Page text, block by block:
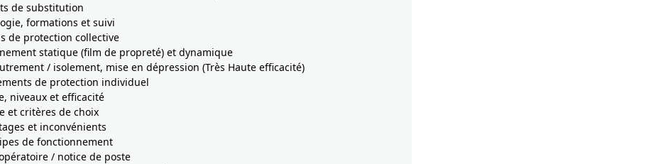
de substitution
formations et suivi
de protection collective
statique (film de propreté) et dynamique
/ isolement, mise en dépression (Très Haute efficacité)
de protection individuel
niveaux et efficacité
et critères de choix
et inconvénients
de fonctionnement
/ notice de poste